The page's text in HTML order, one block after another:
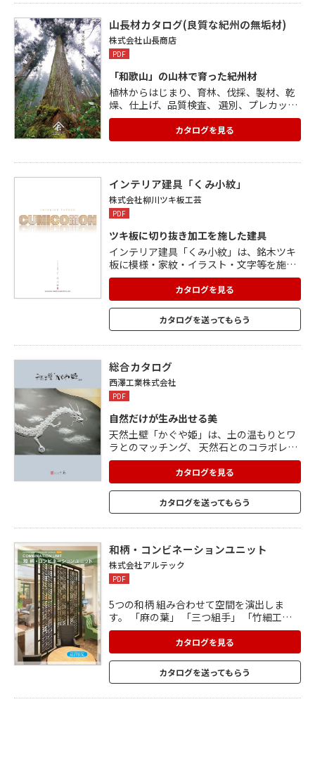
ーダー建具なども可能。 見込み厚40と軽量
で、高さがあってもスムーズに移動可能。
意匠に合ったデザイン・材種で製作いたし
ます。 *)複雑なレール配置 建具を展開した
際にも、お好きな箇所に 出入口を設定する
ことができます。 カタログをご覧くださ
い。
山長材カタログ(良質な紀州の無垢材)
株式会社山長商店
PDF
「和歌山」の山林で育った紀州材
植林からはじまり、育林、伐採、製材、乾
燥、仕上げ、品質検査、 選別、プレカット
加工までの全てを一貫生産しております。
国産材の有効活用で持続可能な循環型社会
へ向けて、 自然素材を暮らしに活かすプロ
の構造材にJAS規格にそった全量検査・ 品
質表示を実施しています。 良質な「和歌
山」紀州材をお選びください。
カタログを見る
インテリア建具「くみ小紋」
株式会社柳川ツキ板工芸
PDF
ツキ板に切り抜き加工を施した建具
インテリア建具「くみ小紋」は、銘木ツキ
板に模様・家紋・イラスト・文字等を施し
たものです。 様々な種類がある日本の伝統
的な模様や世界で展開する模様を、現代的
センスでアレンジ・コーディネート・デザ
インすることができます。今までは高度な
熟練の技と時間とコストが必要とされてい
になりました。 インテリア建具にとどまら
ず、店舗サイン・POPなど新しいフィール
ドが広がります。
カタログを見る
カタログを送ってもらう
総合カタログ
西澤工業株式会社
PDF
自然だけが生み出せる美
天然土壁「かぐや姫」は、土の温もりとワ
ラとのマッチング、 天然石とのコラボレー
ションで人々に感動と喜びを与えます。 技
術に裏打ちされた職人が造るものには、 独
特の風合いと味わい深い美しさが潜んでい
ます。 <ラインナップ> ■土壁:天然の色土
が持つ温かみと素材感が空間を演出。 ■金
組み合わせた壁材。
カタログを見る
カタログを送ってもらう
和柄・コンビネーションユニット
株式会社アルテック
PDF
5つの和柄 組み合わせて空間を演出しま
す。 「麻の葉」 「三つ組手」 「竹細工」
「若葉」 「清流」 和柄コンビネーションユ
ニットは5つの柄から様々な 組み合わせで4
00×400の鋳物パネルをつくる事が出来ま
す。 また、製造されたパネルの連結や組み
合わせにより、 格子模様のスクリーンなど
カタログを見る
カタログを送ってもらう